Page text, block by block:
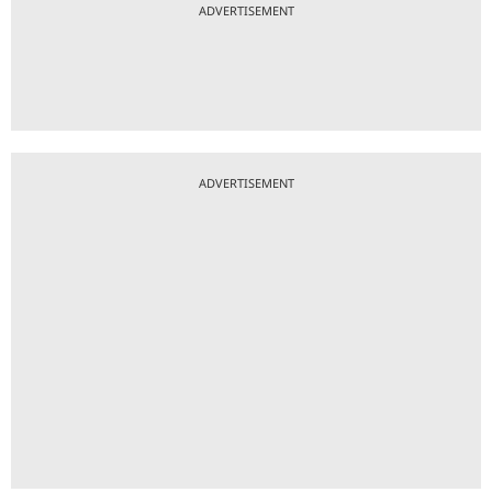
ADVERTISEMENT
ADVERTISEMENT